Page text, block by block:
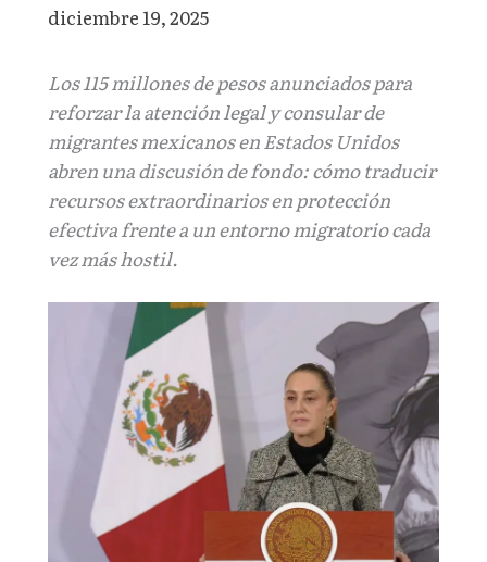
diciembre 19, 2025
Los 115 millones de pesos anunciados para
reforzar la atención legal y consular de
migrantes mexicanos en Estados Unidos
abren una discusión de fondo: cómo traducir
recursos extraordinarios en protección
efectiva frente a un entorno migratorio cada
vez más hostil.